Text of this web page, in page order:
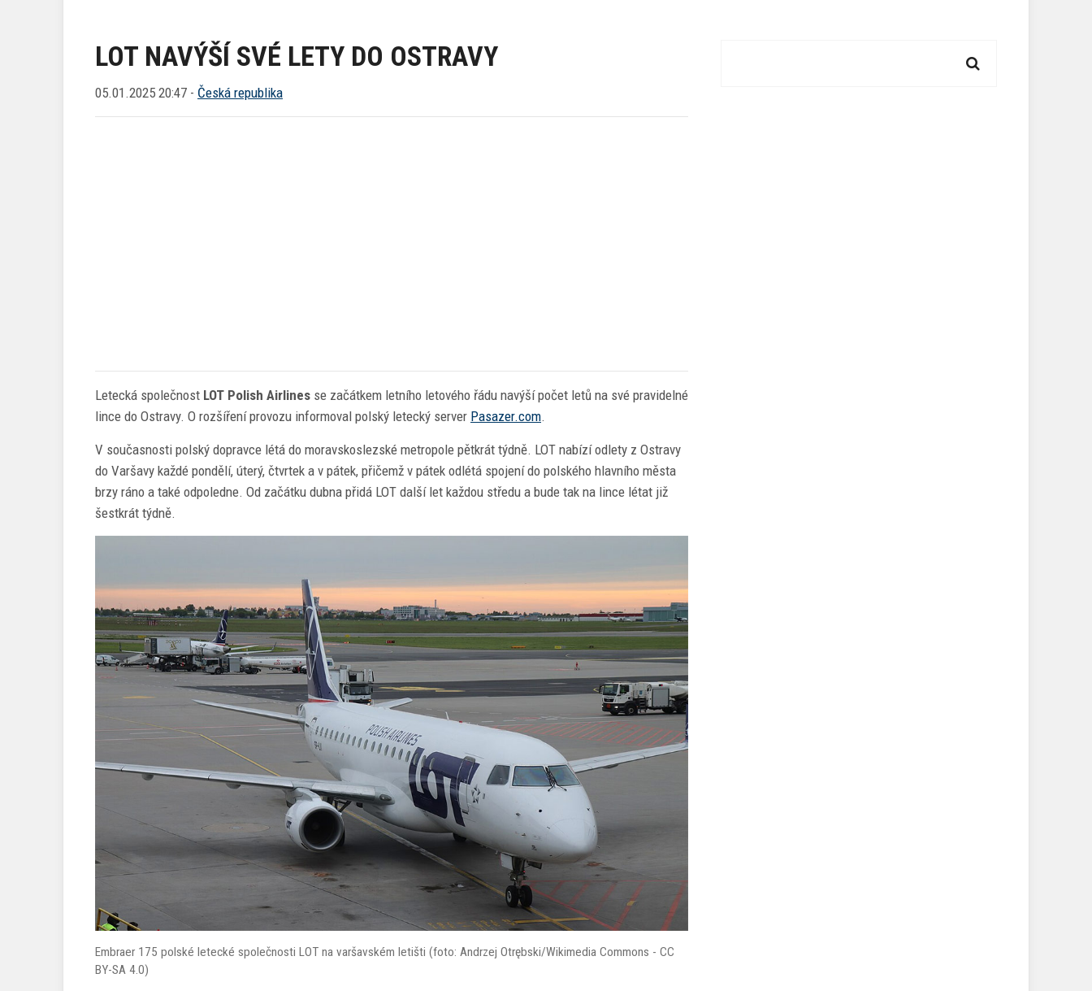
LOT NAVÝŠÍ SVÉ LETY DO OSTRAVY
05.01.2025 20:47 - Česká republika
Letecká společnost LOT Polish Airlines se začátkem letního letového řádu navýší počet letů na své pravidelné
lince do Ostravy. O rozšíření provozu informoval polský letecký server Pasazer.com.
V současnosti polský dopravce létá do moravskoslezské metropole pětkrát týdně. LOT nabízí odlety z Ostravy
do Varšavy každé pondělí, úterý, čtvrtek a v pátek, přičemž v pátek odlétá spojení do polského hlavního města
brzy ráno a také odpoledne. Od začátku dubna přidá LOT další let každou středu a bude tak na lince létat již
šestkrát týdně.
Embraer 175 polské letecké společnosti LOT na varšavském letišti (foto: Andrzej Otrębski/Wikimedia Commons - CC
BY-SA 4.0)